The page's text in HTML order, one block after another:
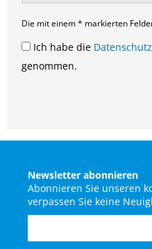
Die mit einem * markierten
Ich habe die
genommen.
Newsletter abonnieren
Abonnieren Sie unseren
verpassen Sie keine